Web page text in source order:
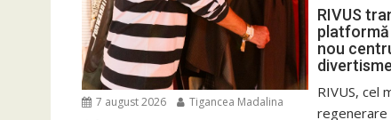
7 august 2026
Tigancea Madalina
RIVUS
nou
RIVUS, cel
regenerare